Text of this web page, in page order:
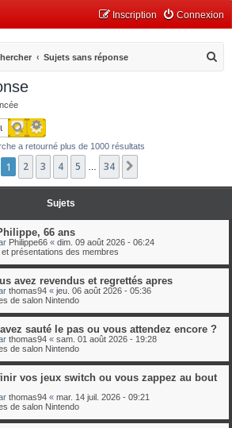
Connexion
Inscription
Sujets sans réponse
h
Rechercher
Recherche avancée
a retourné plus de 1000 résultats
Page sur34
1 2 3 4 5 34
Sujets
66 ans
Philippe66 « dim. 09 août 2026 - 06:24
présentations des membres
avez revendus et regrettés apres
thomas94 « jeu. 06 août 2026 - 05:36
de salon Nintendo
sauté le pas ou vous attendez encore ?
thomas94 « sam. 01 août 2026 - 19:28
de salon Nintendo
vos jeux switch ou vous zappez au bout
thomas94 « mar. 14 juil. 2026 - 09:21
de salon Nintendo